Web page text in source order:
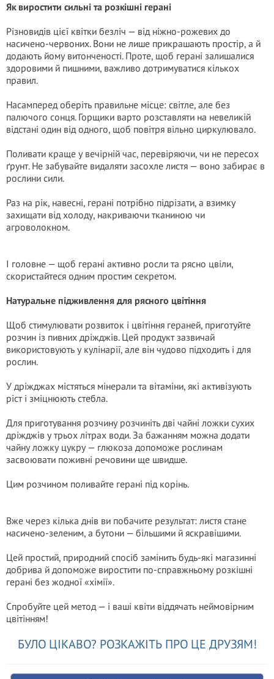
Як виростити сильні та розкішні герані
Різновидів цієї квітки безліч — від ніжно-рожевих до
насичено-червоних. Вони не лише прикрашають простір, а й
додають йому витонченості. Проте, щоб герані залишалися
здоровими й пишними, важливо дотримуватися кількох
правил.
Насамперед оберіть правильне місце: світле, але без
палючого сонця. Горщики варто розставляти на невеликій
відстані один від одного, щоб повітря вільно циркулювало.
Поливати краще у вечірній час, перевіряючи, чи не пересох
ґрунт. Не забувайте видаляти засохле листя — воно забирає в
рослини сили.
Раз на рік, навесні, герані потрібно підрізати, а взимку
захищати від холоду, накриваючи тканиною чи
агроволокном.
І головне — щоб герані активно росли та рясно цвіли,
скористайтеся одним простим секретом.
Натуральне підживлення для рясного цвітіння
Щоб стимулювати розвиток і цвітіння гераней, приготуйте
розчин із пивних дріжджів. Цей продукт зазвичай
використовують у кулінарії, але він чудово підходить і для
рослин.
У дріжджах містяться мінерали та вітаміни, які активізують
ріст і зміцнюють стебла.
Для приготування розчину розчиніть дві чайні ложки сухих
дріжджів у трьох літрах води. За бажанням можна додати
чайну ложку цукру — глюкоза допоможе рослинам
засвоювати поживні речовини ще швидше.
Цим розчином поливайте герані під корінь.
Вже через кілька днів ви побачите результат: листя стане
насичено-зеленим, а бутони — більшими й яскравішими.
Цей простий, природний спосіб замінить будь-які магазинні
добрива й допоможе виростити по-справжньому розкішні
герані без жодної «хімії».
Спробуйте цей метод — і ваші квіти віддячать неймовірним
цвітінням!
БУЛО ЦІКАВО? РОЗКАЖІТЬ ПРО ЦЕ ДРУЗЯМ!